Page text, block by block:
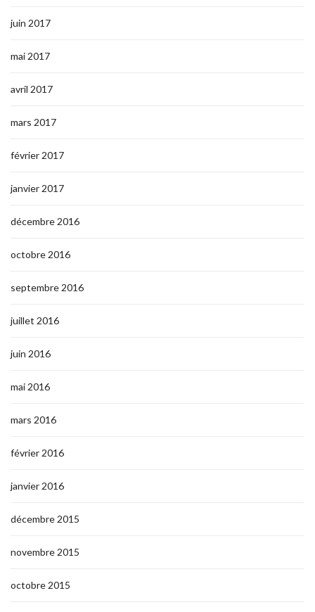
juin 2017
mai 2017
avril 2017
mars 2017
février 2017
janvier 2017
décembre 2016
octobre 2016
septembre 2016
juillet 2016
juin 2016
mai 2016
mars 2016
février 2016
janvier 2016
décembre 2015
novembre 2015
octobre 2015